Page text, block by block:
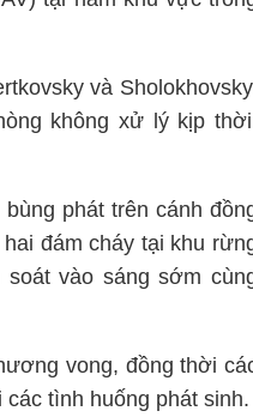
và
không xử lý kịp
phát trên cánh
đám cháy tại khu
vào sáng sớm
vong, đồng thời
tình huống phát sinh.